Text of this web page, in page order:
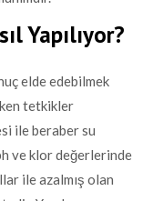
Yapılıyor?
elde edebilmek
tetkikler
ile beraber su
ve klor değerlerinde
ile azalmış olan